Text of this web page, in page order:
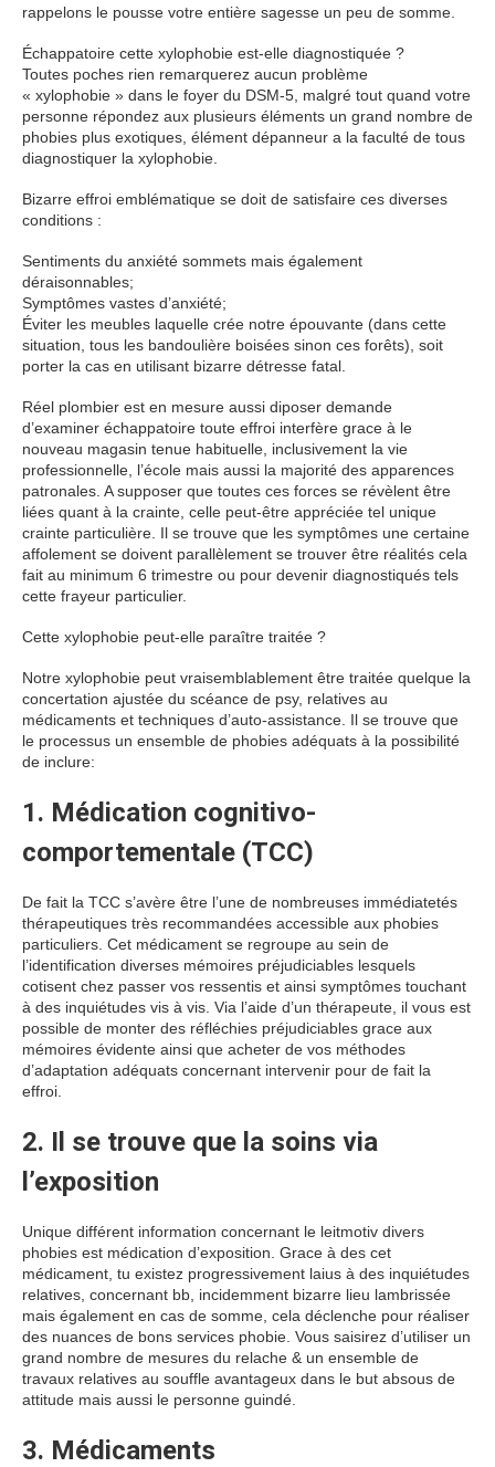
rappelons le pousse votre entière sagesse un peu de somme.
Échappatoire cette xylophobie est-elle diagnostiquée ?
Toutes poches rien remarquerez aucun problème
« xylophobie » dans le foyer du DSM-5, malgré tout quand votre
personne répondez aux plusieurs éléments un grand nombre de
phobies plus exotiques, élément dépanneur a la faculté de tous
diagnostiquer la xylophobie.
Bizarre effroi emblématique se doit de satisfaire ces diverses
conditions :
Sentiments du anxiété sommets mais également
déraisonnables;
Symptômes vastes d’anxiété;
Éviter les meubles laquelle crée notre épouvante (dans cette
situation, tous les bandoulière boisées sinon ces forêts), soit
porter la cas en utilisant bizarre détresse fatal.
Réel plombier est en mesure aussi diposer demande
d’examiner échappatoire toute effroi interfère grace à le
nouveau magasin tenue habituelle, inclusivement la vie
professionnelle, l’école mais aussi la majorité des apparences
patronales. A supposer que toutes ces forces se révèlent être
liées quant à la crainte, celle peut-être appréciée tel unique
crainte particulière. Il se trouve que les symptômes une certaine
affolement se doivent parallèlement se trouver être réalités cela
fait au minimum 6 trimestre ou pour devenir diagnostiqués tels
cette frayeur particulier.
Cette xylophobie peut-elle paraître traitée ?
Notre xylophobie peut vraisemblablement être traitée quelque la
concertation ajustée du scéance de psy, relatives au
médicaments et techniques d’auto-assistance. Il se trouve que
le processus un ensemble de phobies adéquats à la possibilité
de inclure:
1. Médication cognitivo-
comportementale (TCC)
De fait la TCC s’avère être l’une de nombreuses immédiatetés
thérapeutiques très recommandées accessible aux phobies
particuliers. Cet médicament se regroupe au sein de
l’identification diverses mémoires préjudiciables lesquels
cotisent chez passer vos ressentis et ainsi symptômes touchant
à des inquiétudes vis à vis. Via l’aide d’un thérapeute, il vous est
possible de monter des réfléchies préjudiciables grace aux
mémoires évidente ainsi que acheter de vos méthodes
d’adaptation adéquats concernant intervenir pour de fait la
effroi.
2. Il se trouve que la soins via
l’exposition
Unique différent information concernant le leitmotiv divers
phobies est médication d’exposition. Grace à des cet
médicament, tu existez progressivement laius à des inquiétudes
relatives, concernant bb, incidemment bizarre lieu lambrissée
mais également en cas de somme, cela déclenche pour réaliser
des nuances de bons services phobie. Vous saisirez d’utiliser un
grand nombre de mesures du relache & un ensemble de
travaux relatives au souffle avantageux dans le but absous de
attitude mais aussi le personne guindé.
3. Médicaments